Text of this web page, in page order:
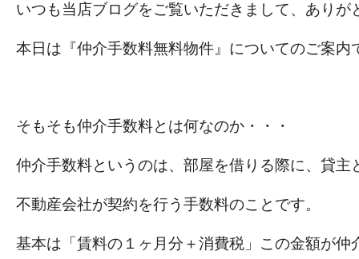
いつも当店ブログをご覧いただきまして、ありが
本日は『仲介手数料無料物件』についてのご案内
そもそも仲介手数料とは何なのか・・・
仲介手数料というのは、部屋を借りる際に、貸主
不動産会社が契約を行う手数料のことです。
基本は「賃料の１ヶ月分＋消費税」この金額が仲